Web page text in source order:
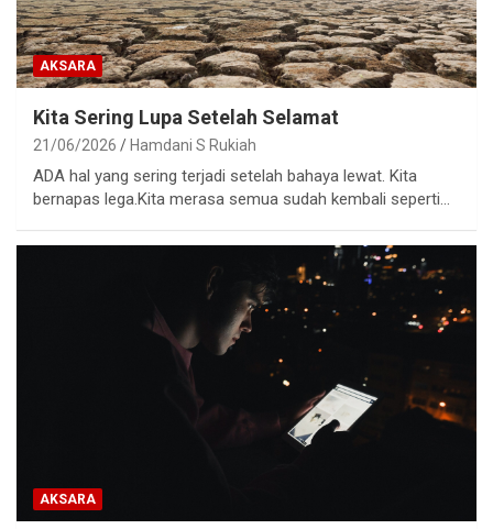
AKSARA
Kita Sering Lupa Setelah Selamat
21/06/2026 Hamdani S Rukiah
ADA hal yang sering terjadi setelah bahaya lewat. Kita
bernapas lega.Kita merasa semua sudah kembali seperti…
AKSARA